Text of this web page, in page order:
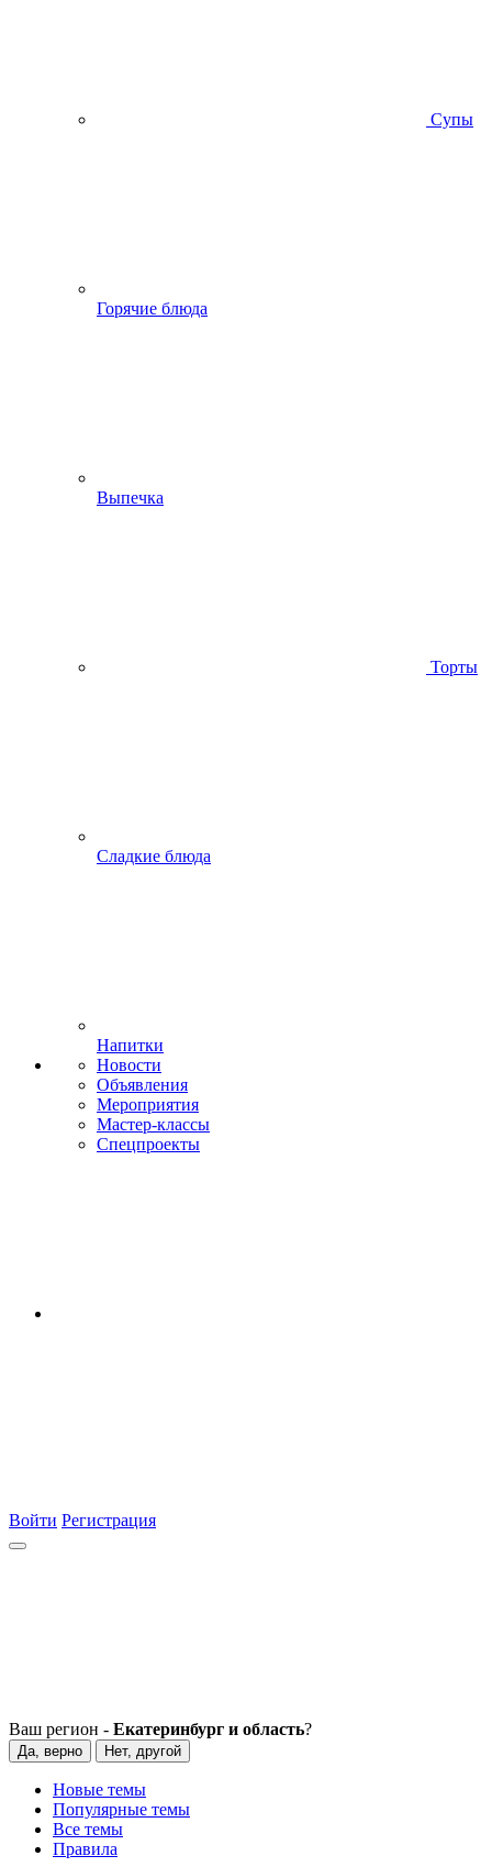
Супы
Горячие блюда
Выпечка
Торты
Сладкие блюда
Напитки
Новости
Объявления
Мероприятия
Мастер-классы
Спецпроекты
Войти Регистрация
Ваш регион - Екатеринбург и область?
Да, верно Нет, другой
Новые темы
Популярные темы
Все темы
Правила